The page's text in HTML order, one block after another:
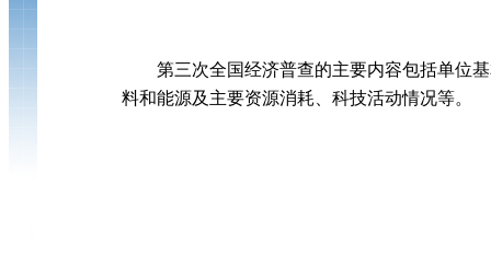
第三次全国经济普查的主要内容包括单位基
料和能源及主要资源消耗、科技活动情况等。